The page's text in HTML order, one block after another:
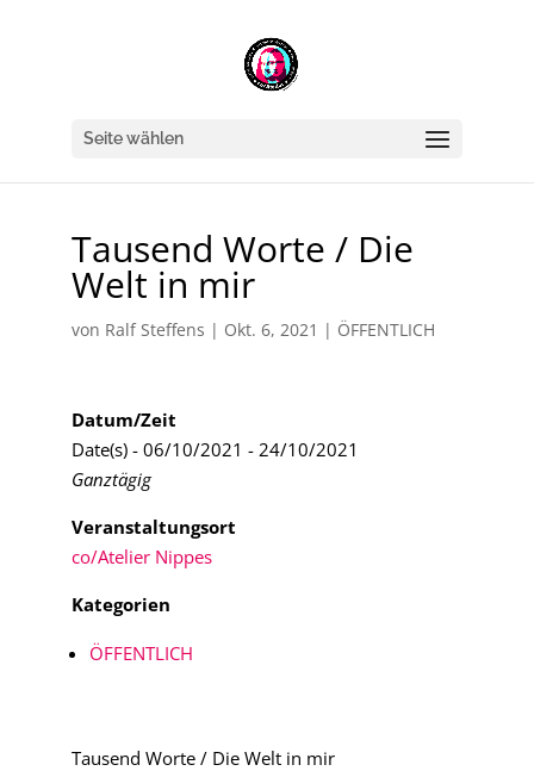
Seite wählen
Tausend Worte / Die
Welt in mir
von Ralf Steffens | Okt. 6, 2021 | ÖFFENTLICH
Datum/Zeit
Date(s) - 06/10/2021 - 24/10/2021
Ganztägig
Veranstaltungsort
co/Atelier Nippes
Kategorien
ÖFFENTLICH
Tausend Worte / Die Welt in mir